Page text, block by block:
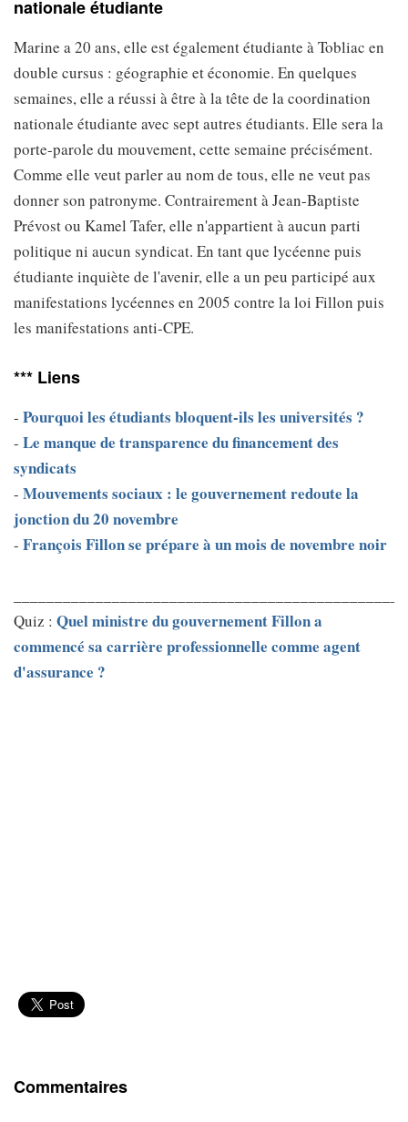
nationale étudiante
Marine a 20 ans, elle est également étudiante à Tobliac en
double cursus : géographie et économie. En quelques
semaines, elle a réussi à être à la tête de la coordination
nationale étudiante avec sept autres étudiants. Elle sera la
porte-parole du mouvement, cette semaine précisément.
Comme elle veut parler au nom de tous, elle ne veut pas
donner son patronyme. Contrairement à Jean-Baptiste
Prévost ou Kamel Tafer, elle n'appartient à aucun parti
politique ni aucun syndicat. En tant que lycéenne puis
étudiante inquiète de l'avenir, elle a un peu participé aux
manifestations lycéennes en 2005 contre la loi Fillon puis
les manifestations anti-CPE.
*** Liens
- Pourquoi les étudiants bloquent-ils les universités ?
- Le manque de transparence du financement des
syndicats
- Mouvements sociaux : le gouvernement redoute la
jonction du 20 novembre
- François Fillon se prépare à un mois de novembre noir
Quiz : Quel ministre du gouvernement Fillon a
commencé sa carrière professionnelle comme agent
d'assurance ?
Commentaires